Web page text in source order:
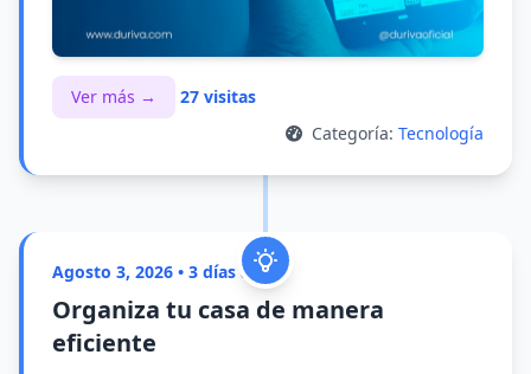
Ver más →
27 visitas
Categoría: Tecnología
Agosto 3, 2026 • 3 días atrás
Organiza tu casa de manera
eficiente